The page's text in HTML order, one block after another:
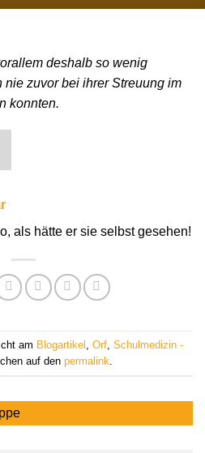
deshalb so wenig
zuvor bei ihrer Streuung im
konnten.
als hätte er sie selbst gesehen!
am Blogartikel Orf Schulmedizin -
auf den permalink